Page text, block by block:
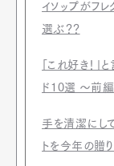
イソップがフ
選ぶ？？
「これ好き！
ド10選 〜前
手を清潔にし
トを今年の贈